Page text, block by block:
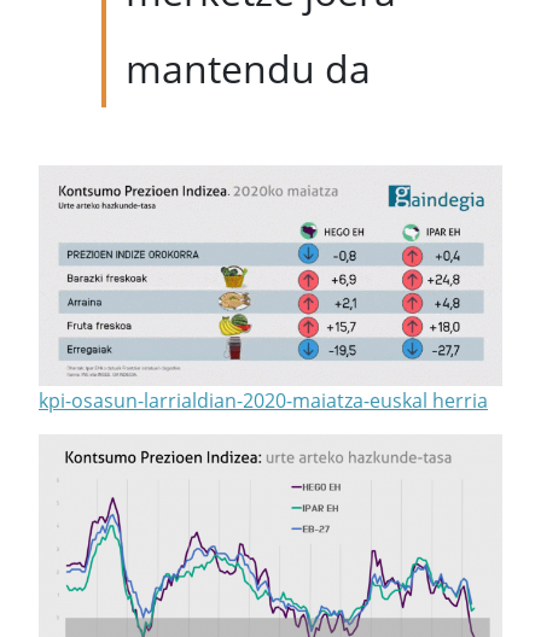
mantendu da
kpi-osasun-larrialdian-2020-maiatza-euskal herria